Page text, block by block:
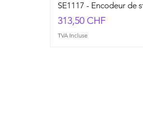
SE1117 - Encodeur de
Prix
313,50 CHF
TVA Incluse